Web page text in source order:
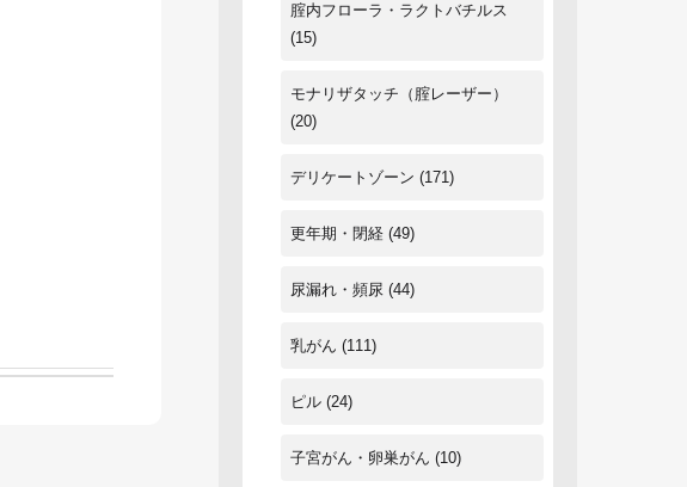
腟内フローラ・ラクトバチルス
(15)
モナリザタッチ（腟レーザー）
(20)
デリケートゾーン (171)
更年期・閉経 (49)
尿漏れ・頻尿 (44)
乳がん (111)
ピル (24)
子宮がん・卵巣がん (10)